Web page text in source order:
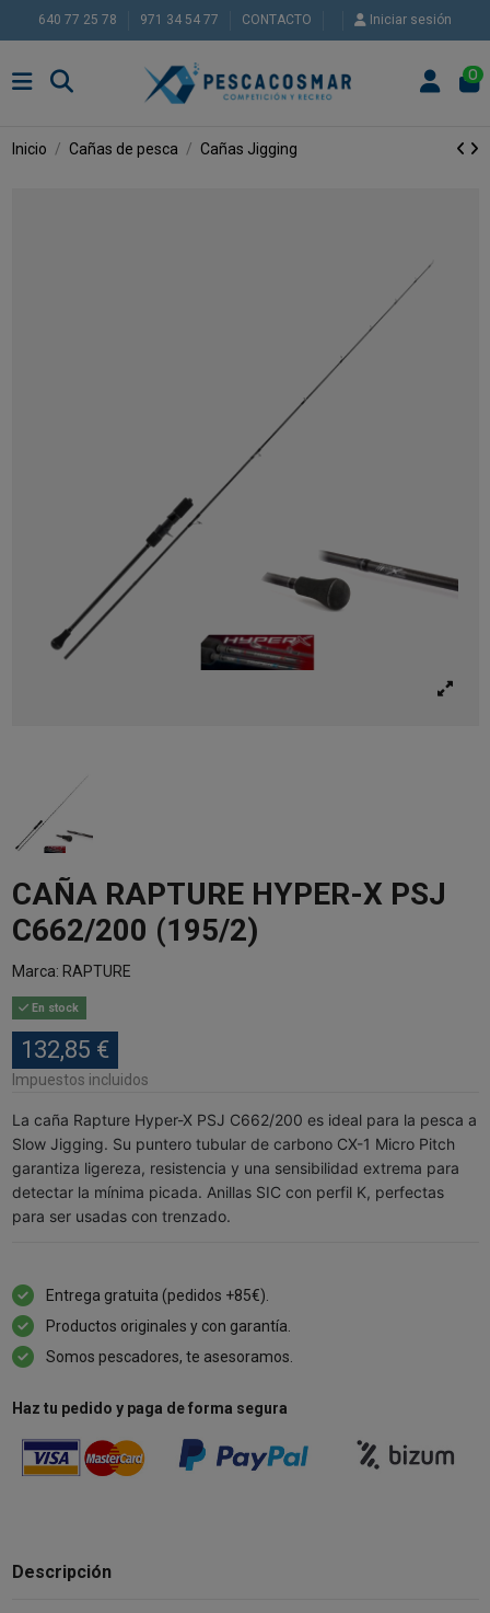
640 77 25 78 971 34 54 77 CONTACTO Iniciar sesión
0
Inicio Cañas de pesca Cañas Jigging
CAÑA RAPTURE HYPER-X PSJ
C662/200 (195/2)
Marca: RAPTURE
En stock
132,85 €
Impuestos incluidos
La caña Rapture Hyper-X PSJ C662/200 es ideal para la pesca a
Slow Jigging. Su puntero tubular de carbono CX-1 Micro Pitch
garantiza ligereza, resistencia y una sensibilidad extrema para
detectar la mínima picada. Anillas SIC con perfil K, perfectas
para ser usadas con trenzado.
Entrega gratuita (pedidos +85€).
Productos originales y con garantía.
Somos pescadores, te asesoramos.
Haz tu pedido y paga de forma segura
Descripción